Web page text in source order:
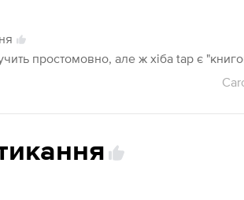
простомовно, але ж хіба tap є